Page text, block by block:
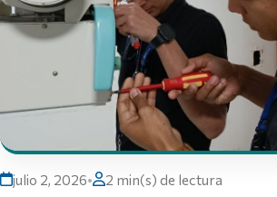
julio 2, 2026• 2 min(s) de lectura